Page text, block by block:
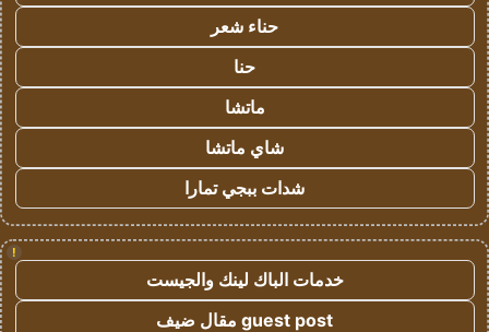
حناء شعر
حنا
ماتشا
شاي ماتشا
شدات ببجي تمارا
!
خدمات الباك لينك والجيست
guest post مقال ضيف